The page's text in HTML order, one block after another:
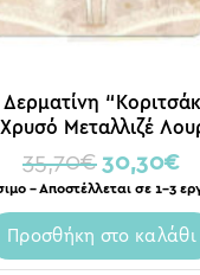
Μεταλλιζέ
35,70€ 30,30€
– Αποστέλλεται σε 1-3
Προσθήκη στο καλάθι